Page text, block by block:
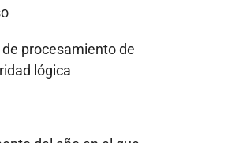
procesamiento de
lógica